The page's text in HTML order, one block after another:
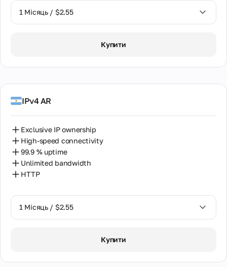
1 Місяць / $2.55
Купити
IPv4 AR
Exclusive IP ownership
High-speed connectivity
99.9 % uptime
Unlimited bandwidth
HTTP
1 Місяць / $2.55
Купити